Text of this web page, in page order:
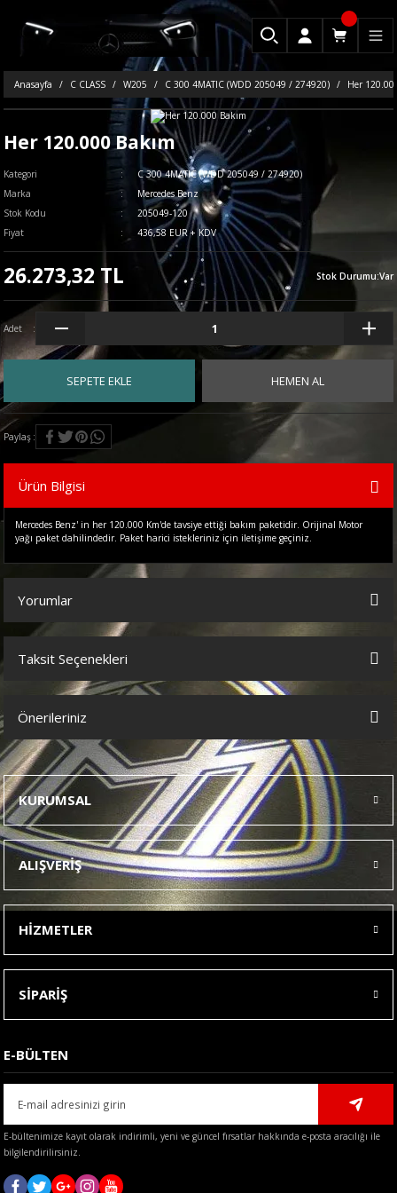
Anasayfa C CLASS W205 C 300 4MATIC (WDD 205049 / 274920) Her
Her 120.000 Bakım
Kategori
C 300 4MATIC (WDD 205049 / 274920)
Marka
Mercedes Benz
Stok Kodu
205049-120
Fiyat
436,58 EUR + KDV
26.273,32 TL Stok Durumu:Var
Adet
SEPETE EKLE HEMEN AL
Paylaş
Ürün Bilgisi
Mercedes Benz' in her 120.000 Km'de tavsiye ettiği bakım paketidir. Orijinal Motor
yağı paket dahilindedir. Paket harici istekleriniz için iletişime geçiniz.
Yorumlar
Bu ürüne ilk yorumu siz yapın!
Taksit Seçenekleri
Önerileriniz
Bu ürünün fiyat bilgisi, resim, ürün açıklamalarında ve diğer
konularda yetersiz gördüğünüz noktaları öneri formunu kullanarak
tarafımıza iletebilirsiniz.
Görüş ve önerileriniz için teşekkür ederiz.
Ürün resmi kalitesiz, bozuk veya görüntülenemiyor.
Ürün açıklamasında eksik bilgiler bulunuyor.
Ürün bilgilerinde hatalar bulunuyor.
Ürün fiyatı diğer sitelerden daha pahalı.
Bu ürüne benzer farklı alternatifler olmalı.
Gönder
KURUMSAL
ALIŞVERİŞ
HİZMETLER
SİPARİŞ
E-BÜLTEN
E-bültenimize kayıt olarak indirimli, yeni ve güncel fırsatlar hakkında e-posta aracılığı ile
bilgilendirilirsiniz.